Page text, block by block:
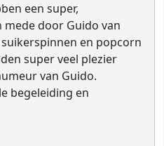
een super,
door Guido van
en popcorn
super veel plezier
van Guido.
begeleiding en